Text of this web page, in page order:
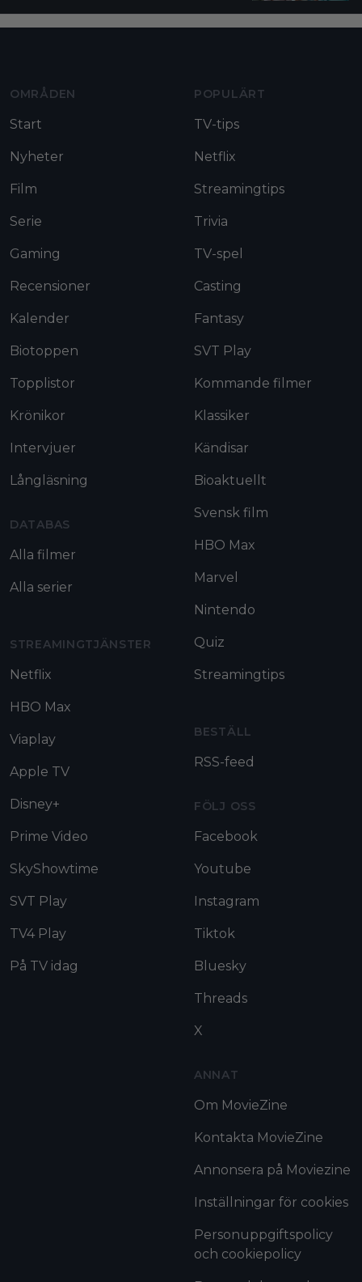
OMRÅDEN
Start
Nyheter
Film
Serie
Gaming
Recensioner
Kalender
Biotoppen
Topplistor
Krönikor
Intervjuer
Långläsning
DATABAS
Alla filmer
Alla serier
STREAMINGTJÄNSTER
Netflix
HBO Max
Viaplay
Apple TV
Disney+
Prime Video
SkyShowtime
SVT Play
TV4 Play
På TV idag
POPULÄRT
TV-tips
Netflix
Streamingtips
Trivia
TV-spel
Casting
Fantasy
SVT Play
Kommande filmer
Klassiker
Kändisar
Bioaktuellt
Svensk film
HBO Max
Marvel
Nintendo
Quiz
Streamingtips
BESTÄLL
RSS-feed
FÖLJ OSS
Facebook
Youtube
Instagram
Tiktok
Bluesky
Threads
X
ANNAT
Om MovieZine
Kontakta MovieZine
Annonsera på Moviezine
Inställningar för cookies
Personuppgiftspolicy
och cookiepolicy